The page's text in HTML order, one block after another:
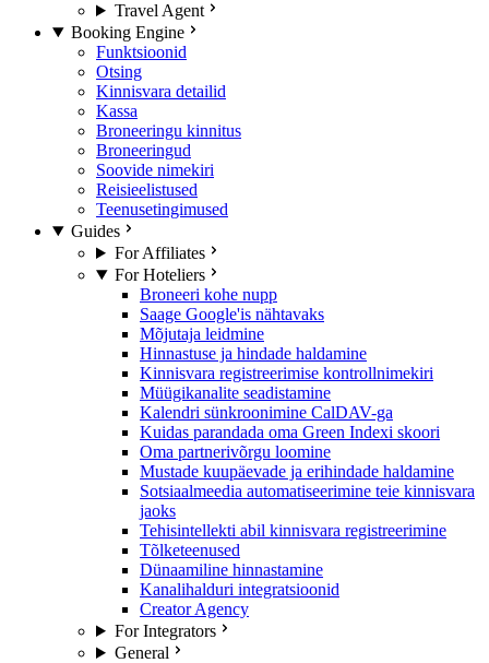
Travel Agent
Booking Engine
Funktsioonid
Otsing
Kinnisvara detailid
Kassa
Broneeringu kinnitus
Broneeringud
Soovide nimekiri
Reisieelistused
Teenusetingimused
Guides
For Affiliates
For Hoteliers
Broneeri kohe nupp
Saage Google'is nähtavaks
Mõjutaja leidmine
Hinnastuse ja hindade haldamine
Kinnisvara registreerimise kontrollnimekiri
Müügikanalite seadistamine
Kalendri sünkroonimine CalDAV-ga
Kuidas parandada oma Green Indexi skoori
Oma partnerivõrgu loomine
Mustade kuupäevade ja erihindade haldamine
Sotsiaalmeedia automatiseerimine teie kinnisvara
jaoks
Tehisintellekti abil kinnisvara registreerimine
Tõlketeenused
Dünaamiline hinnastamine
Kanalihalduri integratsioonid
Creator Agency
For Integrators
General